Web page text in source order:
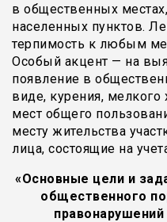
в общественных
населенных пунктов.
терпимость к любым
Особый акцент — на
появление в
виде, курения, мелкого
мест общего
месту жительства
лица, состоящие на
«Основные цели и
общественного
правонарушений